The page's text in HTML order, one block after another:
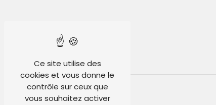
Plan du site
Ce site utilise des
cookies et vous donne le
contrôle sur ceux que
vous souhaitez activer